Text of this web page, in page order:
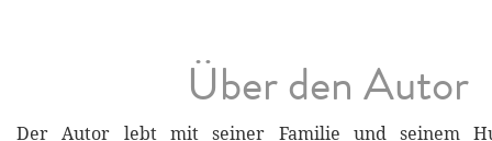
Über den Autor
Der Autor lebt mit seiner Familie und seinem